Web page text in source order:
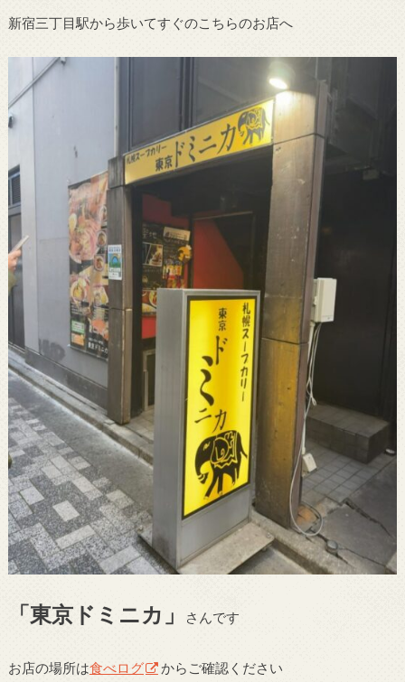
新宿三丁目駅から歩いてすぐのこちらのお店へ
「東京ドミニカ」 さんです
お店の場所は食べログ からご確認ください